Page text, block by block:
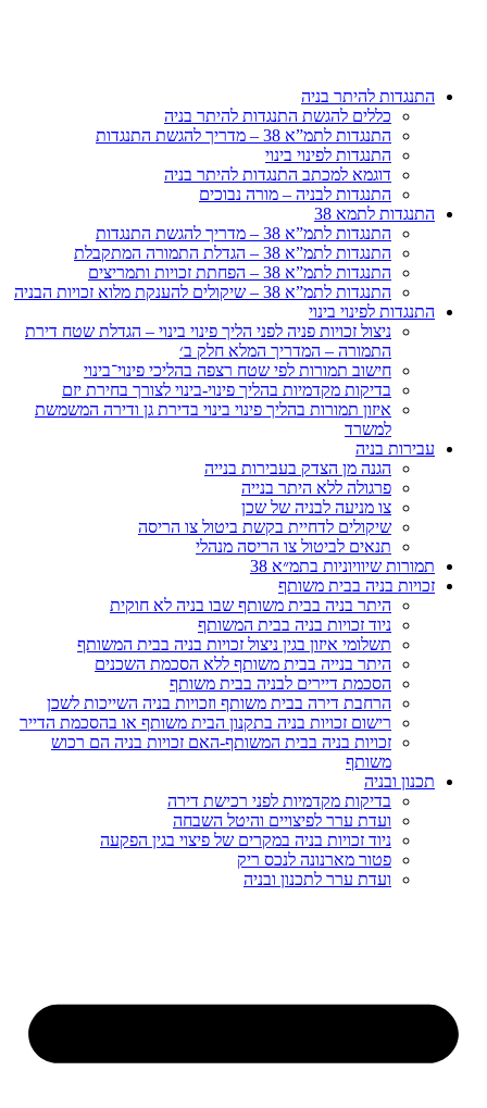
התנגדות להיתר בניה
כללים להגשת התנגדות להיתר בניה
התנגדות לתמ”א 38 – מדריך להגשת התנגדות
התנגדות לפינוי בינוי
דוגמא למכתב התנגדות להיתר בניה
התנגדות לבניה – מורה נבוכים
התנגדות לתמא 38
התנגדות לתמ”א 38 – מדריך להגשת התנגדות
התנגדות לתמ”א 38 – הגדלת התמורה המתקבלת
התנגדות לתמ”א 38 – הפחתת זכויות ותמריצים
התנגדות לתמ”א 38 – שיקולים להענקת מלוא זכויות הבניה
התנגדות לפינוי בינוי
ניצול זכויות פניה לפני הליך פינוי בינוי – הגדלת שטח דירת
התמורה – המדריך המלא חלק ב׳
חישוב תמורות לפי שטח רצפה בהליכי פינוי־בינוי
בדיקות מקדמיות בהליך פינוי-בינוי לצורך בחירת יזם
איזון תמורות בהליך פינוי בינוי בדירת גן ודירה המשמשת
למשרד
עבירות בניה
הגנה מן הצדק בעבירות בנייה
פרגולה ללא היתר בנייה
צו מניעה לבניה של שכן
שיקולים לדחיית בקשת ביטול צו הריסה
תנאים לביטול צו הריסה מנהלי
תמורות שיוויוניות בתמ״א 38
זכויות בניה בבית משותף
היתר בניה בבית משותף שבו בניה לא חוקית
ניוד זכויות בניה בבית המשותף
תשלומי איזון בגין ניצול זכויות בניה בבית המשותף
היתר בנייה בבית משותף ללא הסכמת השכנים
הסכמת דיירים לבניה בבית משותף
הרחבת דירה בבית משותף וזכויות בניה השייכות לשכן
רישום זכויות בניה בתקנון הבית משותף או בהסכמת הדייר
זכויות בניה בבית המשותף-האם זכויות בניה הם רכוש
משותף
תכנון ובניה
בדיקות מקדמיות לפני רכישת דירה
ועדת ערר לפיצויים והיטל השבחה
ניוד זכויות בניה במקרים של פיצוי בגין הפקעה
פטור מארנונה לנכס ריק
ועדת ערר לתכנון ובניה